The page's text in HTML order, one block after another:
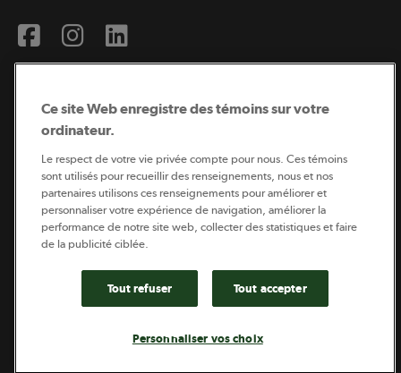
Coopérateur est publié par Sollio Groupe Coopératif.
Il est l’outil d’information de la coopération agricole
québécoise.
Ce site Web enregistre des témoins sur votre
ordinateur.
Le respect de votre vie privée compte pour nous. Ces témoins
sont utilisés pour recueillir des renseignements, nous et nos
partenaires utilisons ces renseignements pour améliorer et
personnaliser votre expérience de navigation, améliorer la
performance de notre site web, collecter des statistiques et faire
de la publicité ciblée.
Tout refuser Tout accepter
Personnaliser vos choix